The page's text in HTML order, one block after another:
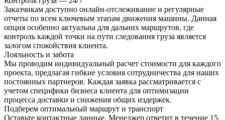
Заказчикам доступно онлайн-отслеживание и регулярные
отчеты по всем ключевым этапам движения машины. Данная
опция особенно актуальна для дальних маршрутов, где
контроль каждой точки на пути следования груза является
залогом спокойствия клиента.
Лояльность и забота
Мы проводим индивидуальный расчет стоимости для каждого
проекта, предлагая гибкие условия сотрудничества для наших
постоянных партнеров. Каждая заявка рассматривается с
учетом специфики бизнеса клиента для оптимизации
процесса доставки и снижения общих издержек.
Подберем оптимальный маршрут и транспорт
Оставьте контактные данные. Менеджер ответит в течение 15